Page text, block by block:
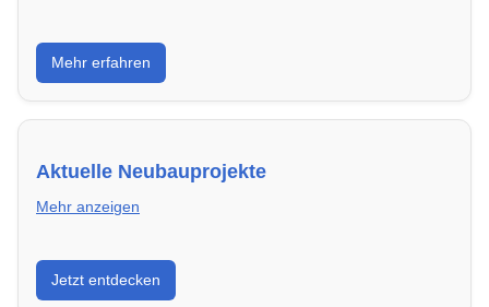
Erfahre, welche Nebenkosten rechtmäßig sind und
wie du deine monatliche Belastung optimieren
kannst.
Mehr erfahren
Aktuelle Neubauprojekte
Mehr anzeigen
Entdecke Neubauprojekte in Nachrodt-Wiblingwerde
– modern, energieeffizient und sofort bezugsfertig.
Jetzt entdecken